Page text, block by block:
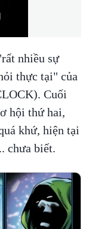
nhiều sự
thực tại" của
Cuối
hội thứ hai,
khứ, hiện tại
chưa biết.